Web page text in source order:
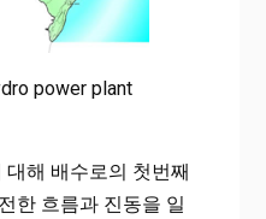
power plant
해 배수로의 첫번째
한 흐름과 진동을 일